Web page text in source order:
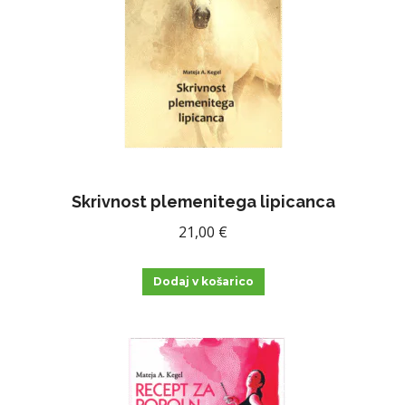
Skrivnost plemenitega lipicanca
21,00 €
Dodaj v košarico